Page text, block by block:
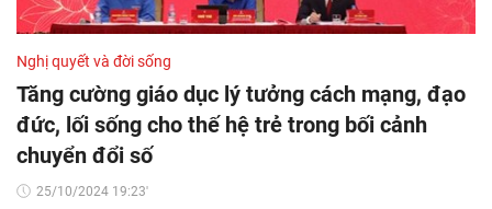
Nghị quyết và đời sống
Tăng cường giáo dục lý tưởng cách mạng, đạo
đức, lối sống cho thế hệ trẻ trong bối cảnh
chuyển đổi số
25/10/2024 19:23'